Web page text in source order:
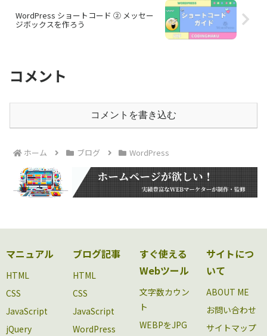
WordPress ショートコード ② メッセー
ジボックスを作ろう
コメント
コメントを書き込む
ホーム ブログ WordPress
マニュアル
HTML
CSS
JavaScript
jQuery
ブログ記事
HTML
CSS
JavaScript
WordPress
すぐ使える
Webツール
文字数カウン
ト
WEBPをJPG
サイトにつ
いて
ABOUT ME
お問い合わせ
サイトマップ